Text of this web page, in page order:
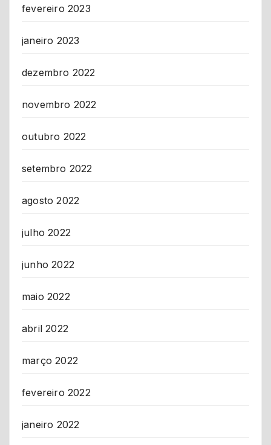
fevereiro 2023
janeiro 2023
dezembro 2022
novembro 2022
outubro 2022
setembro 2022
agosto 2022
julho 2022
junho 2022
maio 2022
abril 2022
março 2022
fevereiro 2022
janeiro 2022